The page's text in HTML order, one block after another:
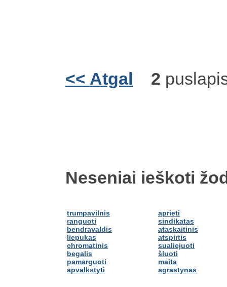
<< Atgal 2
Neseniai ieškoti
trumpavilnis
ranguoti
bendravaldis
liepukas
chromatinis
begalis
pamarguoti
apvalkstyti
aprieti
sindikatas
ataskaitinis
atspirtis
sualiejuoti
šluoti
maita
agrastynas